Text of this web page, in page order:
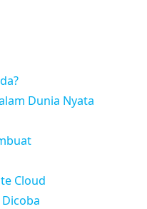
Dunia Nyata
Cloud